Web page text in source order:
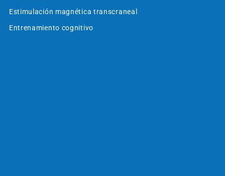
Estimulación magnética transcraneal
Entrenamiento cognitivo